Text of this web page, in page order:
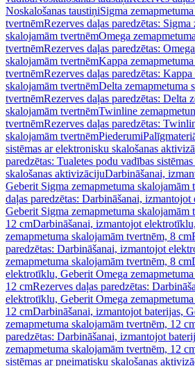
Noskalošanas taustiņiSigma
tvertnēmRezerves daļas paredzētas: Sigma
skalojamām tvertnēmOmega
tvertnēmRezerves daļas paredzētas:
skalojamām tvertnēmKappa
tvertnēmRezerves daļas paredzētas:
skalojamām tvertnēmDelta zemapmetuma
tvertnēmRezerves daļas paredzētas: Delta
skalojamām tvertnēmTwinline
tvertnēmRezerves daļas paredzētas:
skalojamām tvertnēmPiederumi
sistēmas ar elektronisku skalošanas
paredzētas: Tualetes podu vadības
skalošanas aktivizācijuDarbināšanai,
Geberit Sigma zemapmetuma skalojamām
daļas paredzētas: Darbināšanai,
Geberit Sigma zemapmetuma skalojamām
12 cmDarbināšanai, izmantojot
zemapmetuma skalojamām tvertnēm, 8 cm
paredzētas: Darbināšanai, izmantojot
zemapmetuma skalojamām tvertnēm, 8 cm
elektrotīklu, Geberit Omega
12 cmRezerves daļas paredzētas:
elektrotīklu, Geberit Omega
12 cmDarbināšanai, izmantojot baterijas,
zemapmetuma skalojamām tvertnēm, 12
paredzētas: Darbināšanai, izmantojot
zemapmetuma skalojamām tvertnēm, 12
sistēmas ar pneimatisku skalošanas